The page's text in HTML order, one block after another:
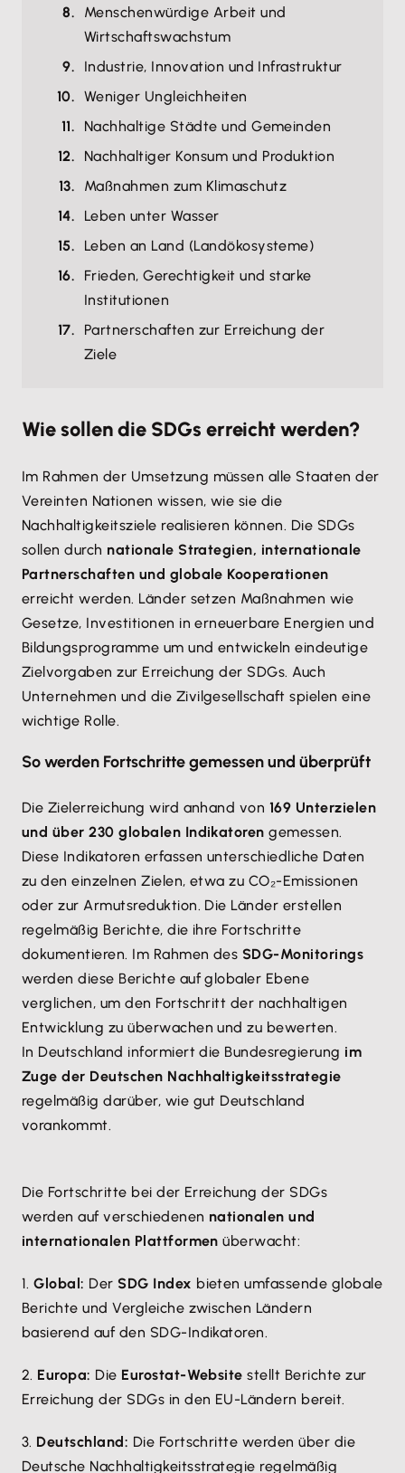
Menschenwürdige Arbeit und
Wirtschaftswachstum
Industrie, Innovation und Infrastruktur
Weniger Ungleichheiten
Nachhaltige Städte und Gemeinden
Nachhaltiger Konsum und Produktion
Maßnahmen zum Klimaschutz
Leben unter Wasser
Leben an Land (Landökosysteme)
Frieden, Gerechtigkeit und starke
Institutionen
Partnerschaften zur Erreichung der
Ziele
Wie sollen die SDGs erreicht werden?
Im Rahmen der Umsetzung müssen alle Staaten der
Vereinten Nationen wissen, wie sie die
Nachhaltigkeitsziele realisieren können. Die SDGs
sollen durch nationale Strategien, internationale
Partnerschaften und globale Kooperationen
erreicht werden. Länder setzen Maßnahmen wie
Gesetze, Investitionen in erneuerbare Energien und
Bildungsprogramme um und entwickeln eindeutige
Zielvorgaben zur Erreichung der SDGs. Auch
Unternehmen und die Zivilgesellschaft spielen eine
wichtige Rolle.
So werden Fortschritte gemessen und überprüft
Die Zielerreichung wird anhand von 169 Unterzielen
und über 230 globalen Indikatoren gemessen.
Diese Indikatoren erfassen unterschiedliche Daten
zu den einzelnen Zielen, etwa zu CO₂-Emissionen
oder zur Armutsreduktion. Die Länder erstellen
regelmäßig Berichte, die ihre Fortschritte
dokumentieren. Im Rahmen des SDG-Monitorings
werden diese Berichte auf globaler Ebene
verglichen, um den Fortschritt der nachhaltigen
Entwicklung zu überwachen und zu bewerten.
In Deutschland informiert die Bundesregierung im
Zuge der Deutschen Nachhaltigkeitsstrategie
regelmäßig darüber, wie gut Deutschland
vorankommt.
Die Fortschritte bei der Erreichung der SDGs
werden auf verschiedenen nationalen und
internationalen Plattformen überwacht:
1.Global: DerSDG Index bieten umfassende globale
Berichte und Vergleiche zwischen Ländern
basierend auf den SDG-Indikatoren.
2. Europa: Die Eurostat-Website stellt Berichte zur
Erreichung der SDGs in den EU-Ländern bereit.
3. Deutschland: Die Fortschritte werden über die
Deutsche Nachhaltigkeitsstrategie regelmäßig